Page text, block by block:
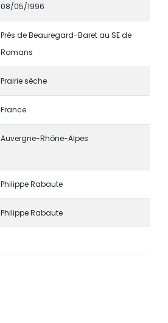
08/05/1996
Près de Beauregard-Baret au SE de
Romans
Prairie sèche
France
Auvergne-Rhône-Alpes
Philippe Rabaute
Philippe Rabaute